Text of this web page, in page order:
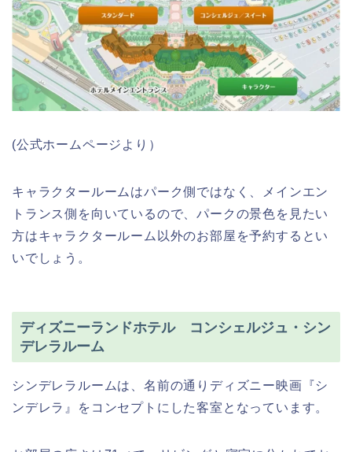
(公式ホームページより）
キャラクタールームはパーク側ではなく、メインエン
トランス側を向いているので、パークの景色を見たい
方はキャラクタールーム以外のお部屋を予約するとい
いでしょう。
ディズニーランドホテル コンシェルジュ・シン
デレラルーム
シンデレラルームは、名前の通りディズニー映画『シ
ンデレラ』をコンセプトにした客室となっています。